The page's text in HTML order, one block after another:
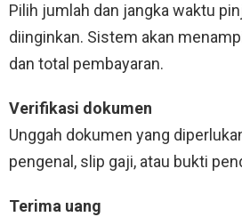
Pilih jumlah dan jangka waktu
diinginkan. Sistem akan
dan total pembayaran.
Verifikasi dokumen
Unggah dokumen yang
pengenal, slip gaji, atau bukti
Terima uang